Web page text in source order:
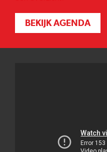
BEKIJK AGENDA